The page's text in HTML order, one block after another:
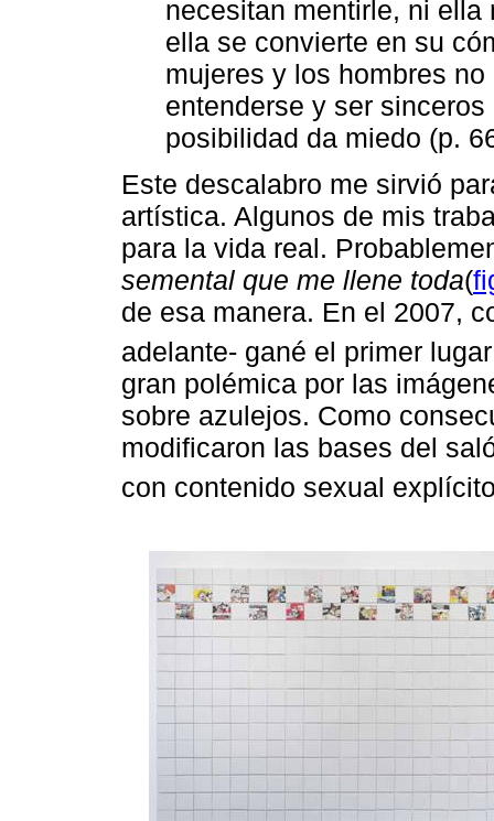
necesitan mentirle, ni
ella se convierte en su
mujeres y los hombres
entenderse y ser
posibilidad da miedo (p.
Este descalabro me sirvió
artística. Algunos de mis
para la vida real.
semental que me llene toda(
de esa manera. En el 2007,
adelante- gané el primer
gran polémica por las
sobre azulejos. Como
modificaron las bases del
con contenido sexual